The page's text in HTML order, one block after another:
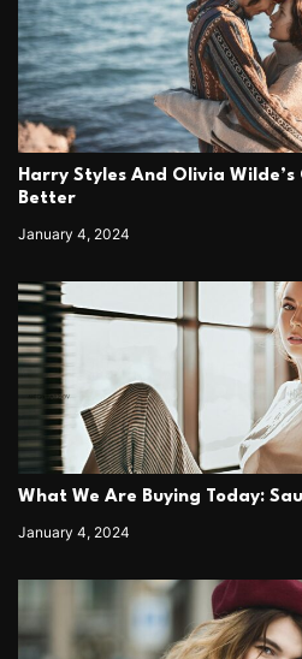
Harry Styles And Olivia Wilde’s
Better
January 4, 2024
What We Are Buying Today:
January 4, 2024